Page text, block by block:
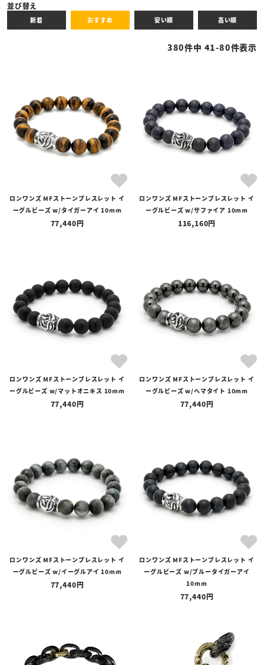
全ての商品
セール商品
カテゴリ
価格
並び替え
新着 おすすめ 安い順 高い順
380件中 41-80件表示
ロンワンズ MFストーンブレスレット イ
ーグルビーズ w/タイガーアイ 10mm
77,440
ロンワンズ MFストーンブレスレット イ
ーグルビーズ w/サファイア 10mm
116,160
ロンワンズ MFストーンブレスレット イ
ーグルビーズ w/マットオニキス 10mm
77,440
ロンワンズ MFストーンブレスレット イ
ーグルビーズ w/ヘマタイト 10mm
77,440
ロンワンズ MFストーンブレスレット イ
ーグルビーズ w/イーグルアイ 10mm
77,440
ロンワンズ MFストーンブレスレット イ
ーグルビーズ w/ブルータイガーアイ
10mm
77,440